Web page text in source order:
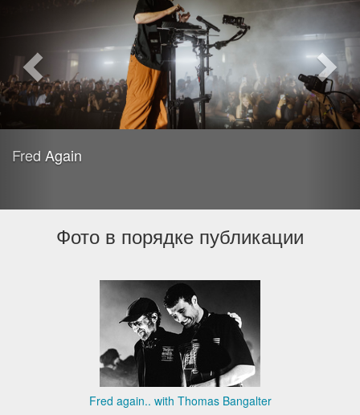
Fred Again
Фото в порядке публикации
Fred again.. with Thomas Bangalter